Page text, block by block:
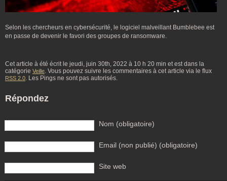
Selon les chercheurs en cybersécurité, le logiciel malveillant Bumblebee est
en passe de devenir le favori des groupes de ransomware.
Cet article à été écrit le jeudi, juin 30th, 2022 à 10 h 20 min et est dans la
catégorie Veille. Vous pouvez suivre les commentaires à cet article via le flux
RSS 2.0. Les Pings ne sont pas autorisés.
Répondez
Nom (obligatoire)
Email (non publié) (obligatoire)
Site web